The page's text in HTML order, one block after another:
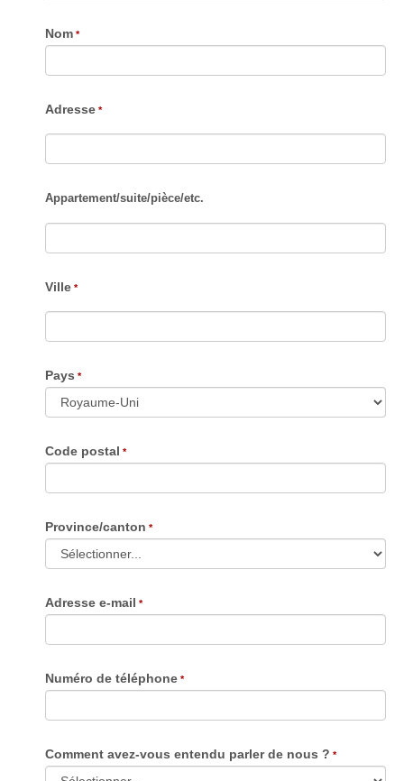
Nom
Adresse
Appartement/suite/pièce/etc.
Ville
Pays
Code postal
Province/canton
Adresse e-mail
Numéro de téléphone
Comment avez-vous entendu parler de nous ?